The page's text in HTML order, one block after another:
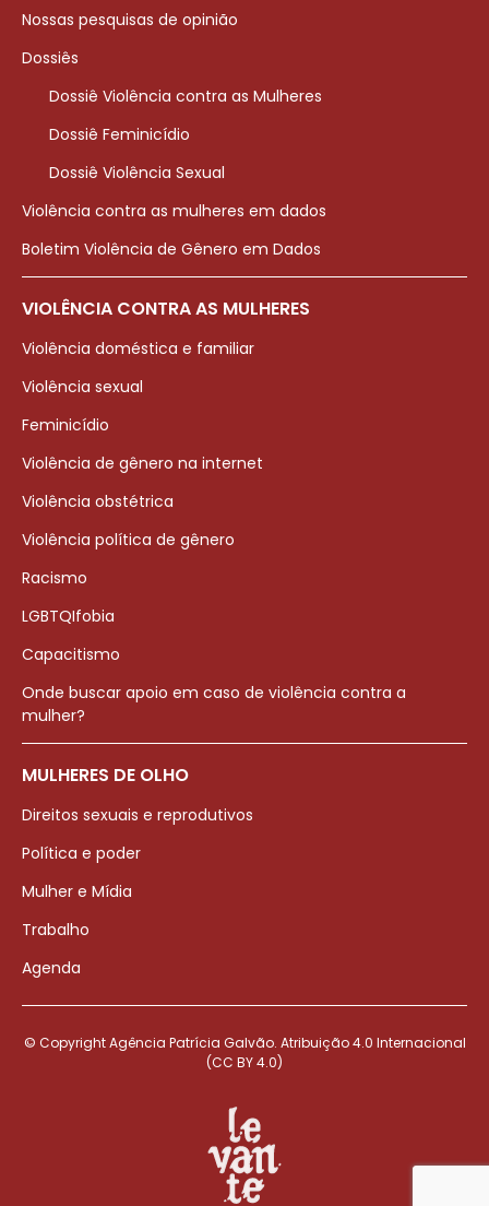
Nossas pesquisas de opinião
Dossiês
Dossiê Violência contra as Mulheres
Dossiê Feminicídio
Dossiê Violência Sexual
Violência contra as mulheres em dados
Boletim Violência de Gênero em Dados
VIOLÊNCIA CONTRA AS MULHERES
Violência doméstica e familiar
Violência sexual
Feminicídio
Violência de gênero na internet
Violência obstétrica
Violência política de gênero
Racismo
LGBTQIfobia
Capacitismo
Onde buscar apoio em caso de violência contra a
mulher?
MULHERES DE OLHO
Direitos sexuais e reprodutivos
Política e poder
Mulher e Mídia
Trabalho
Agenda
© Copyright Agência Patrícia Galvão. Atribuição 4.0 Internacional
(CC BY 4.0)